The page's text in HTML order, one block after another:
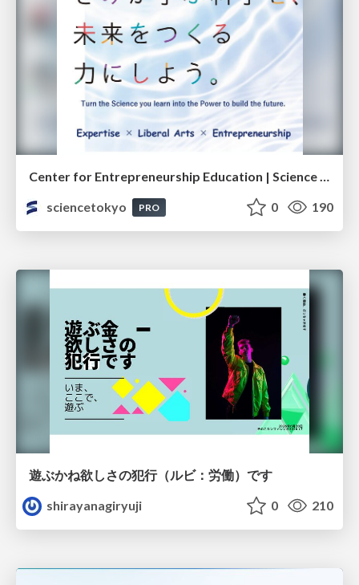
sciencetokyo
PRO 0 190
遊ぶかね欲しさの犯行（ルビ：労働）です
shirayanagiryuji
0 210